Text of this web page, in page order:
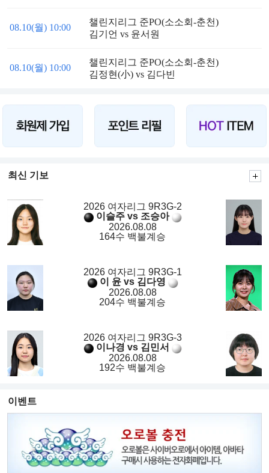
08.10(월) 10:00
챌린지리그 준PO(소소회-춘천)
김기언 vs 윤서원
08.10(월) 10:00
챌린지리그 준PO(소소회-춘천)
김정현(小) vs 김다빈
최신 기보
2026 여자리그 9R3G-2
이슬주 vs 조승아
2026.08.08
164수 백불계승
2026 여자리그 9R3G-1
이 윤 vs 김다영
2026.08.08
204수 백불계승
2026 여자리그 9R3G-3
이나경 vs 김민서
2026.08.08
192수 백불계승
이벤트